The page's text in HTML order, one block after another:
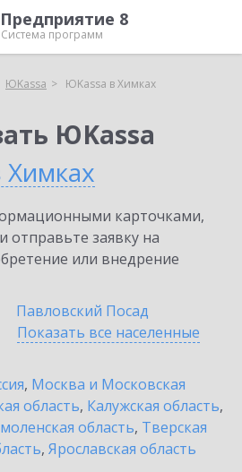
8
Система программ
ЮKassa ЮKassa в Химках
ЮKassa
Химках
карточками,
отправьте заявку на
или внедрение
Павловский Посад
Показать все населенные
, Москва и Московская
область, Калужская область,
область, Тверская
, Ярославская область